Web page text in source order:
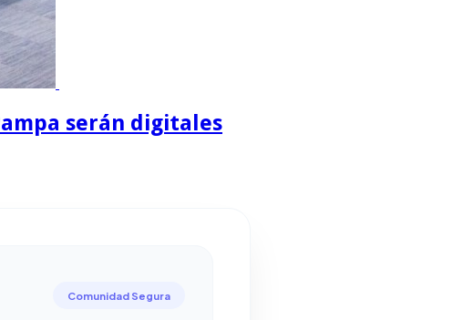
serán digitales
Comunidad Segura